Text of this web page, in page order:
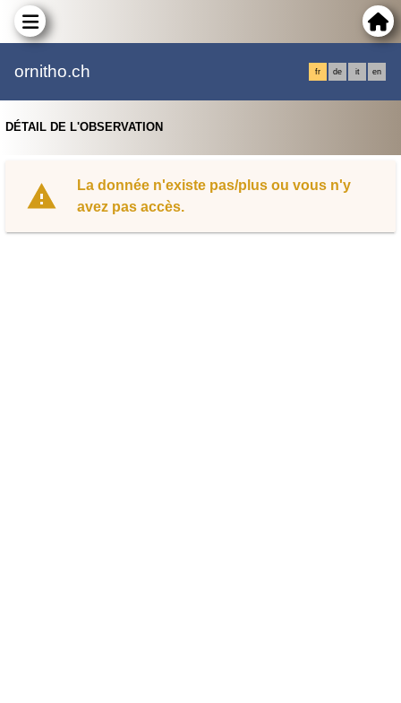
ornitho.ch fr de it en
DÉTAIL DE L'OBSERVATION
La donnée n'existe pas/plus ou vous n'y
avez pas accès.